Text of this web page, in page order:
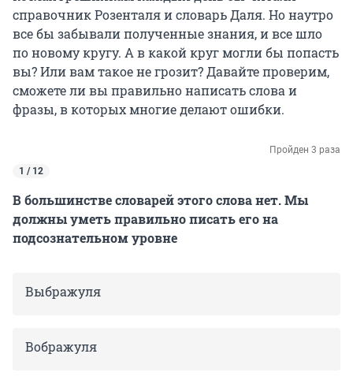
справочник Розенталя и словарь Даля. Но наутро
все бы забывали полученные знания, и все шло
по новому кругу. А в какой круг могли бы попасть
вы? Или вам такое не грозит? Давайте проверим,
сможете ли вы правильно написать слова и
фразы, в которых многие делают ошибки.
Пройден 3 раза
1 / 12
В большинстве словарей этого слова нет. Мы
должны уметь правильно писать его на
подсознательном уровне
Выбражуля
Вображуля